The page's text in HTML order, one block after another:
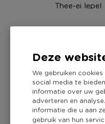
Deze
We gebruiken
social media te
informatie over uw
adverteren en
informatie die u aan
gebruik van hun
Thee-ei lepel
3,49